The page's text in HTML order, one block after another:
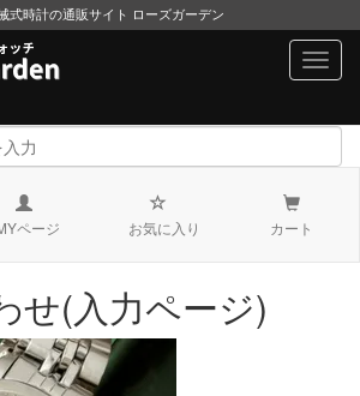
式時計の通販サイト ローズガーデン
ページ お気に入り カート
せ(入力ページ)